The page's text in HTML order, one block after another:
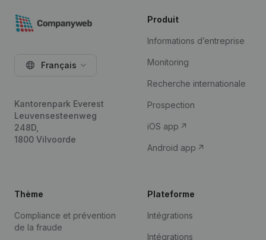
Français
Kantorenpark Everest
Leuvensesteenweg
248D,
1800 Vilvoorde
Produit
Informations d’entreprise
Monitoring
Recherche internationale
Prospection
iOS app
Android app
Thème
Compliance et prévention
de la fraude
Plateforme
Intégrations
Intégrations